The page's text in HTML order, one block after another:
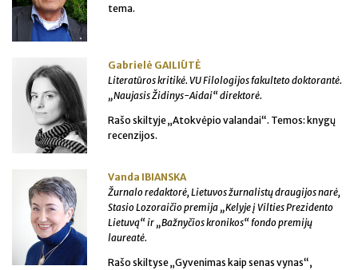
tema.
Gabrielė GAILIŪTĖ
Literatūros kritikė. VU Filologijos fakulteto doktorantė.
„Naujasis Židinys-Aidai“ direktorė.
Rašo skiltyje „Atokvėpio valandai“. Temos: knygų
recenzijos.
Vanda IBIANSKA
Žurnalo redaktorė, Lietuvos žurnalistų draugijos narė,
Stasio Lozoraičio premija „Kelyje į Vilties Prezidento
Lietuvą“ ir „Bažnyčios kronikos“ fondo premijų
laureatė.
Rašo skiltyse „Gyvenimas kaip senas vynas“,